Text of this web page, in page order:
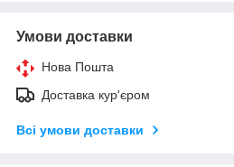
Умови доставки
Нова Пошта
Доставка кур'єром
Всі умови доставки